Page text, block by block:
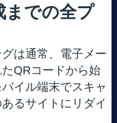
までの全プ
は通常、電子メー
QRコードから始
イル端末でスキャ
るサイトにリダイ